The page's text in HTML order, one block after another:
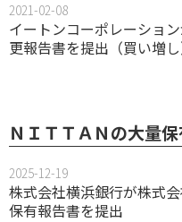
2021-02-08
イートンコーポレーショ
更報告書を提出（買い増し
ＮＩＴＴＡＮの大量保
2025-12-19
株式会社横浜銀行が株式
保有報告書を提出